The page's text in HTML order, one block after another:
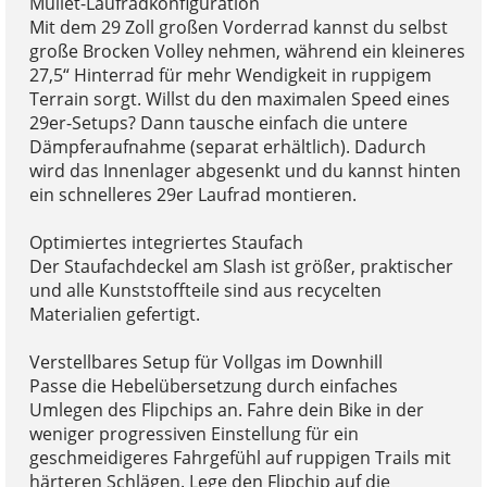
Mit dem 29 Zoll großen Vorderrad kannst du selbst
große Brocken Volley nehmen, während ein kleineres
27,5“ Hinterrad für mehr Wendigkeit in ruppigem
Terrain sorgt. Willst du den maximalen Speed eines
29er-Setups? Dann tausche einfach die untere
Dämpferaufnahme (separat erhältlich). Dadurch
wird das Innenlager abgesenkt und du kannst hinten
ein schnelleres 29er Laufrad montieren.
Optimiertes integriertes Staufach
Der Staufachdeckel am Slash ist größer, praktischer
und alle Kunststoffteile sind aus recycelten
Materialien gefertigt.
Verstellbares Setup für Vollgas im Downhill
Passe die Hebelübersetzung durch einfaches
Umlegen des Flipchips an. Fahre dein Bike in der
weniger progressiven Einstellung für ein
geschmeidigeres Fahrgefühl auf ruppigen Trails mit
härteren Schlägen. Lege den Flipchip auf die